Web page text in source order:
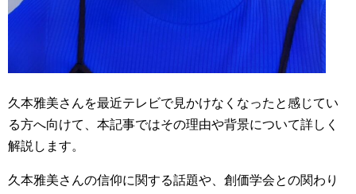
久本雅美さんを最近テレビで見かけなくなったと感じてい
る方へ向けて、本記事ではその理由や背景について詳しく
解説します。
久本雅美さんの信仰に関する話題や、創価学会との関わり